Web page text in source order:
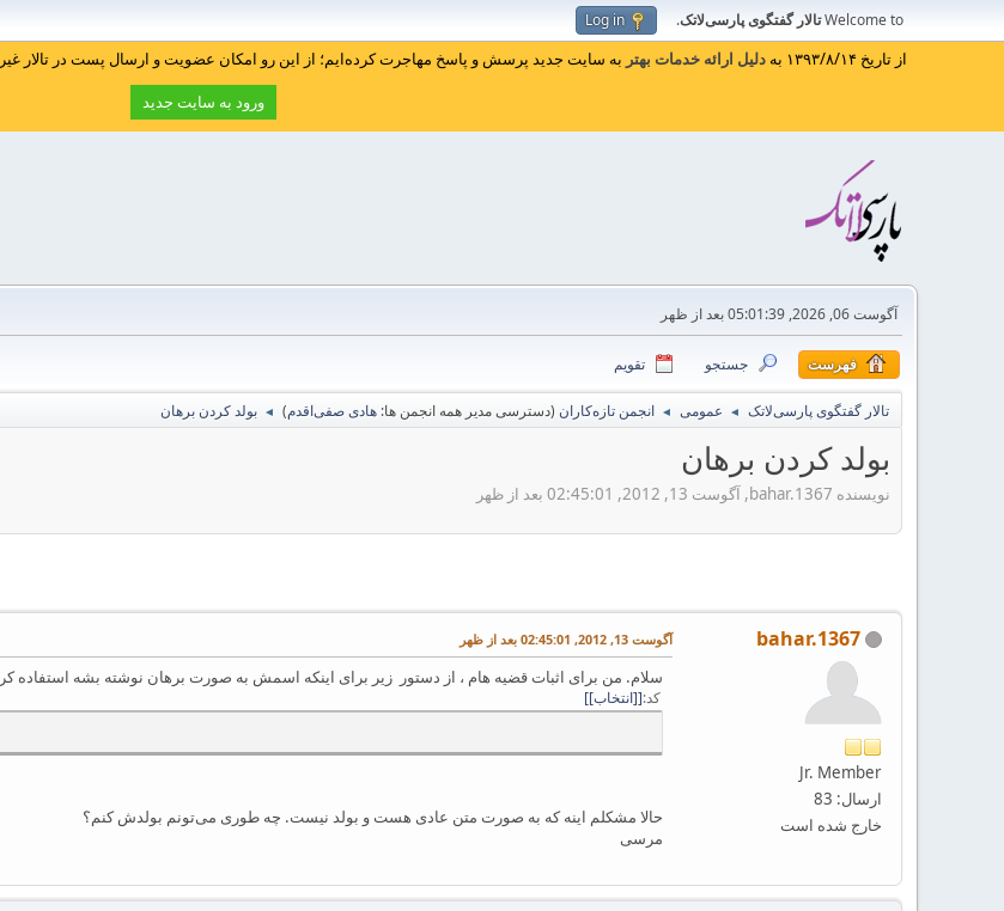
Welcome toتالار گفتگوی پارسی‌لاتک.
Log in
از تاریخ ۱۳۹۳/۸/۱۴ به دلیل ارائه خدمات بهتر به سایت جدید پرسش و پاسخ مهاجرت کرده‌ایم؛ از این رو امکان عضویت و ارسال پست در تالار
ورود به سایت جدید
آگوست 06, 2026, 05:01:39 بعد از ظهر
فهرست جستجو تقویم
تالار گفتگوی پارسی‌لاتک ◄ عمومی ◄ انجمن تازه‌کاران (دسترسی مدیر همه انجمن ها: هادی صفی‌اقدم)
◄ بولد کردن برهان
بولد کردن برهان
نویسنده bahar.1367, آگوست 13, 2012, 02:45:01 بعد از ظهر
bahar.1367
Jr. Member
ارسال: 83
خارج شده است
آگوست 13, 2012, 02:45:01 بعد از ظهر
سلام. من برای اثبات قضیه هام ، از دستور زیر برای اینکه اسمش به صورت برهان نوشته بشه استفاده
کد [انتخاب]
حالا مشکلم اینه که به صورت متن عادی هست و بولد نیست. چه طوری می‌تونم بولدش کنم؟
مرسی